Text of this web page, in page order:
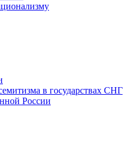
в государствах СНГ
России